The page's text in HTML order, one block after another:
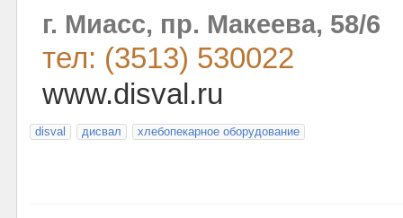
г. Миасс, пр. Макеева, 58/6
тел: (3513) 530022
www.disval.ru
disval дисвал хлебопекарное оборудование